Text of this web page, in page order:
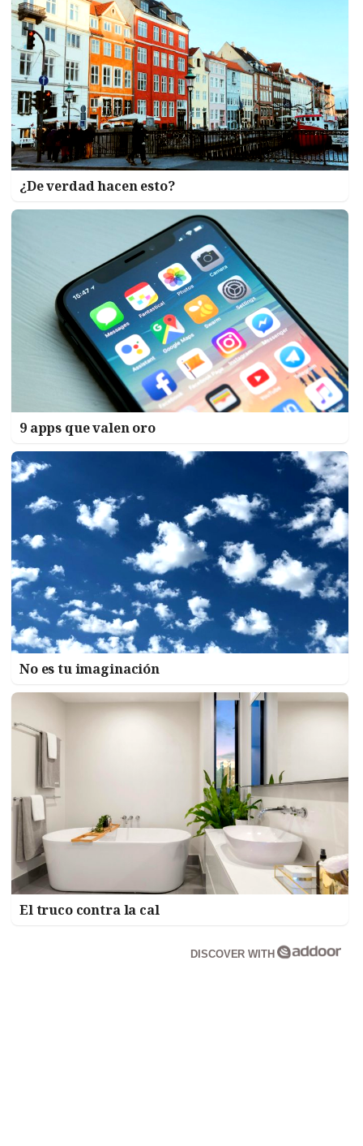
¿De verdad hacen esto?
9 apps que valen oro
No es tu imaginación
El truco contra la cal
DISCOVER WITH